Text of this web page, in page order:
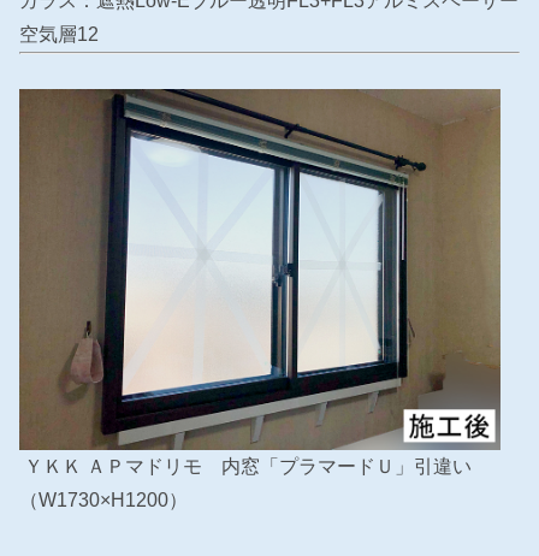
空気層12
ＹＫＫ ＡＰマドリモ 内窓「プラマードＵ」引違い
（W1730×H1200）